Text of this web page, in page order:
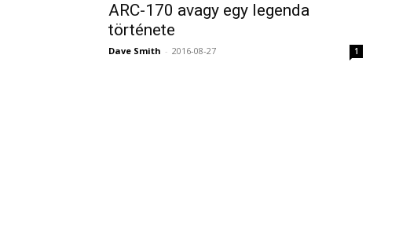
ARC-170 avagy egy legenda
története
Dave Smith - 2016-08-27 1